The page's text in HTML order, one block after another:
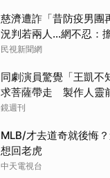
慈濟遭詐「昔防疫男團
況判若兩人…網不忍：
民視新聞網
同劇演員驚覺「王凱不
求菩薩帶走 製作人靈
鏡週刊
MLB/才去道奇就後悔
想回老虎
中天電視台